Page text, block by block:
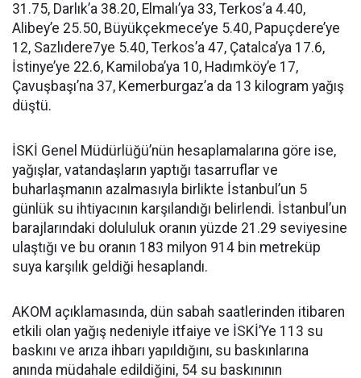
31.75, Darlık’a 38.20, Elmalı’ya 33, Terkos’a 4.40,
Alibey’e 25.50, Büyükçekmece’ye 5.40, Papuçdere’ye
12, Sazlıdere7ye 5.40, Terkos’a 47, Çatalca’ya 17.6,
İstinye’ye 22.6, Kamiloba’ya 10, Hadımköy’e 17,
Çavuşbaşı’na 37, Kemerburgaz’a da 13 kilogram yağış
düştü.
İSKİ Genel Müdürlüğü’nün hesaplamalarına göre ise,
yağışlar, vatandaşların yaptığı tasarruflar ve
buharlaşmanın azalmasıyla birlikte İstanbul’un 5
günlük su ihtiyacının karşılandığı belirlendi. İstanbul’un
barajlarındaki dolululuk oranın yüzde 21.29 seviyesine
ulaştığı ve bu oranın 183 milyon 914 bin metreküp
suya karşılık geldiği hesaplandı.
AKOM açıklamasında, dün sabah saatlerinden itibaren
etkili olan yağış nedeniyle itfaiye ve İSKİ’Ye 113 su
baskını ve arıza ihbarı yapıldığını, su baskınlarına
anında müdahale edildiğini, 54 su baskınının